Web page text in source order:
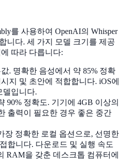
를 사용하여 OpenAI의 Whisper
니다. 세 가지 모델 크기를 제공
따라 다릅니다:
. 명확한 음성에서 약 85% 정확
지 및 초안에 적합합니다. iOS에
델입니다.
90% 정확도. 기기에 4GB 이상의
출력이 필요한 경우 좋은 중간
장 정확한 로컬 옵션으로, 선명한
합니다. 다운로드 및 실행 속도
RAM을 갖춘 데스크톱 컴퓨터에